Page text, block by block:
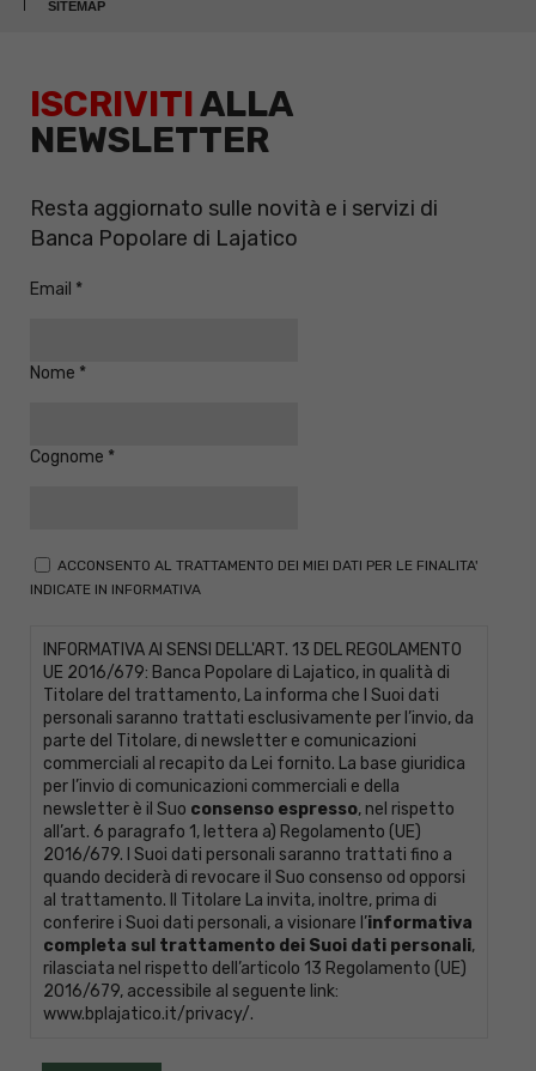
SITEMAP
ISCRIVITIALLA
NEWSLETTER
Resta aggiornato sulle novità e i servizi di
Banca Popolare di Lajatico
Email
Nome
Cognome
ACCONSENTO AL TRATTAMENTO DEI MIEI DATI PER LE FINALITA'
INDICATE IN INFORMATIVA
INFORMATIVA AI SENSI DELL'ART. 13 DEL REGOLAMENTO
UE 2016/679: Banca Popolare di Lajatico, in qualità di
Titolare del trattamento, La informa che I Suoi dati
personali saranno trattati esclusivamente per l’invio, da
parte del Titolare, di newsletter e comunicazioni
commerciali al recapito da Lei fornito. La base giuridica
per l’invio di comunicazioni commerciali e della
newsletter è il Suo consenso espresso, nel rispetto
all’art. 6 paragrafo 1, lettera a) Regolamento (UE)
2016/679. I Suoi dati personali saranno trattati fino a
quando deciderà di revocare il Suo consenso od opporsi
al trattamento. Il Titolare La invita, inoltre, prima di
conferire i Suoi dati personali, a visionare l’informativa
completa sul trattamento dei Suoi dati personali,
rilasciata nel rispetto dell’articolo 13 Regolamento (UE)
2016/679, accessibile al seguente link:
www.bplajatico.it/privacy/.